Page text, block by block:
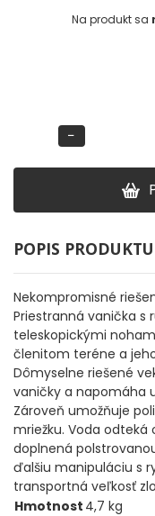
Na produkt sa
−
POPIS PRODUKTU
Nekompromisné
Priestranná vanička
teleskopickými
členitom teréne a
Dômyselne riešené
vaničky a napomáha
Zároveň umožňuje
mriežku. Voda
doplnená
ďalšiu manipuláciu s
transportná veľkosť
Hmotnost 4,7 kg
DOPLNKY K
PUZDRÁ NA
NÁHRADNÉ
DOPLNKY K
SPODOVÉ
BIŽUTÉRIA